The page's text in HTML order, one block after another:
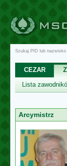
Szukaj PID lub nazwisko
CEZAR
Lista
Arcymistrz